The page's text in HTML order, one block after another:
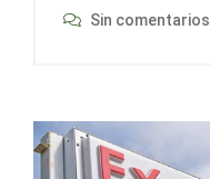
Sin comentarios